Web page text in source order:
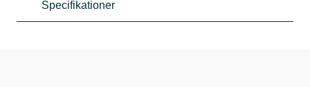
Specifikationer